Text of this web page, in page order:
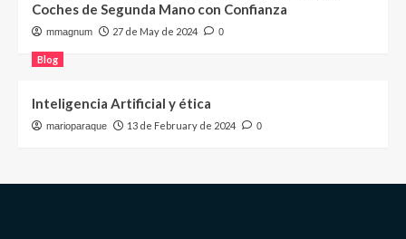
Coches de Segunda Mano con Confianza
mmagnum 27 de May de 2024 0
Blog
Inteligencia Artificial y ética
marioparaque 13 de February de 2024 0